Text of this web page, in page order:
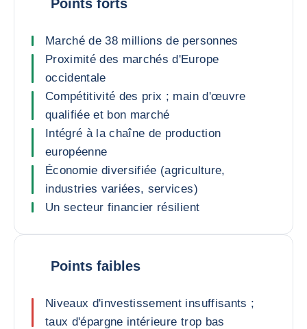
Points forts
Marché de 38 millions de personnes
Proximité des marchés d'Europe
occidentale
Compétitivité des prix ; main d'œuvre
qualifiée et bon marché
Intégré à la chaîne de production
européenne
Économie diversifiée (agriculture,
industries variées, services)
Un secteur financier résilient
Points faibles
Niveaux d'investissement insuffisants ;
taux d'épargne intérieure trop bas